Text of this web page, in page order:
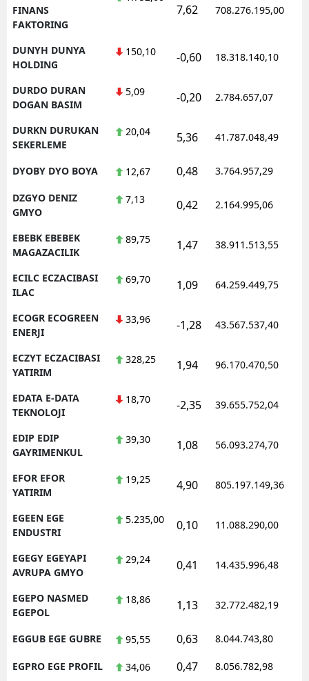
FINANS
FAKTORING
7,62 708.276.195,00
DUNYH DUNYA
HOLDING
150,10 -0,60 18.318.140,10
DURDO DURAN
DOGAN BASIM
5,09 -0,20 2.784.657,07
DURKN DURUKAN
SEKERLEME
20,04 5,36 41.787.048,49
DYOBY DYO BOYA 12,67 0,48 3.764.957,29
DZGYO DENIZ
GMYO
7,13 0,42 2.164.995,06
EBEBK EBEBEK
MAGAZACILIK
89,75 1,47 38.911.513,55
ECILC ECZACIBASI
ILAC
69,70 1,09 64.259.449,75
ECOGR ECOGREEN
ENERJI
33,96 -1,28 43.567.537,40
ECZYT ECZACIBASI
YATIRIM
328,25 1,94 96.170.470,50
EDATA E-DATA
TEKNOLOJI
18,70 -2,35 39.655.752,04
EDIP EDIP
GAYRIMENKUL
39,30 1,08 56.093.274,70
EFOR EFOR
YATIRIM
19,25 4,90 805.197.149,36
EGEEN EGE
ENDUSTRI
5.235,00 0,10 11.088.290,00
EGEGY EGEYAPI
AVRUPA GMYO
29,24 0,41 14.435.996,48
EGEPO NASMED
EGEPOL
18,86 1,13 32.772.482,19
EGGUB EGE GUBRE 95,55 0,63 8.044.743,80
EGPRO EGE PROFIL 34,06 0,47 8.056.782,98